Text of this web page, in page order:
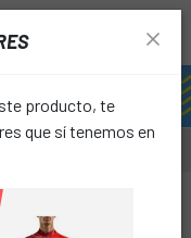
producto, te
que sí tenemos en